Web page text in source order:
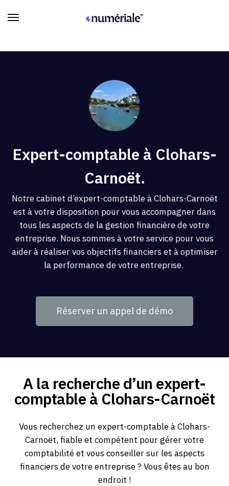
Expert-comptable à Clohars-
Carnoët.
Notre cabinet d’expert-comptable à Clohars-Carnoët
est à votre disposition pour vous accompagner dans
tous les aspects de la gestion financière de votre
entreprise. Nous sommes à votre service pour vous
aider à réaliser vos objectifs financiers et à optimiser
la performance de votre entreprise.
Réserver un appel de démo
A la recherche d’un expert-
comptable à Clohars-Carnoët
Vous recherchez un expert-comptable à Clohars-
Carnoët, fiable et compétent pour gérer votre
comptabilité et vous conseiller sur les aspects
financiers de votre entreprise ? Vous êtes au bon
endroit !